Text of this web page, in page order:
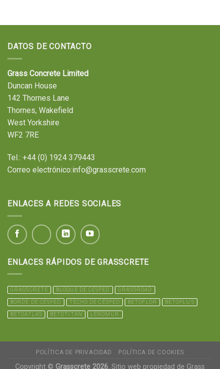
DATOS DE CONTACTO
Grass Concrete Limited
Duncan House
142 Thornes Lane
Thornes, Wakefield
West Yorkshire
WF2 7RE
Tel.: +44 (0) 1924 379443
Correo electrónico:info@grasscrete.com
ENLACES A REDES SOCIALES
ENLACES RÁPIDOS DE GRASSCRETE
GRASSCRETE BLOQUE DE CÉSPED
GRASSROAD
BORDE DE CÉSPED
TECHO DE CÉSPED BETOFLOR
BETOPLUS
BETOATLAS
BETOTITAN LEROMUR
POLÍTICA DE PRIVACIDAD POLÍTICA DE COOKIES
Copyright © Grasscrete 2026. Sitio web propiedad de Grass